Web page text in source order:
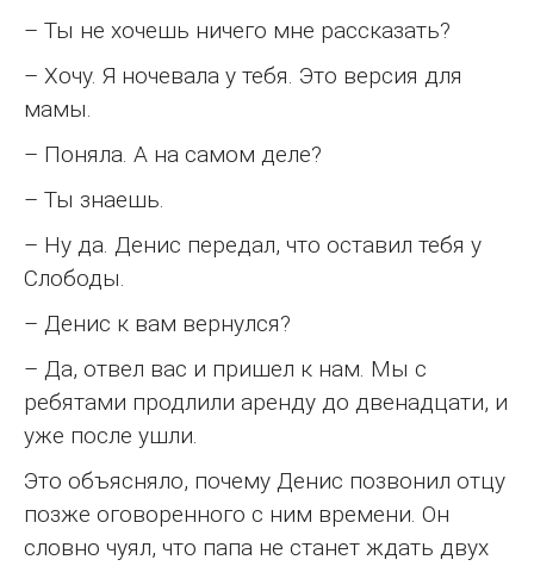
– Ты не хочешь ничего мне рассказать?
– Хочу. Я ночевала у тебя. Это версия для
мамы.
– Поняла. А на самом деле?
– Ты знаешь.
– Ну да. Денис передал, что оставил тебя у
Слободы.
– Денис к вам вернулся?
– Да, отвел вас и пришел к нам. Мы с
ребятами продлили аренду до двенадцати, и
уже после ушли.
Это объясняло, почему Денис позвонил отцу
позже оговоренного с ним времени. Он
словно чуял, что папа не станет ждать двух